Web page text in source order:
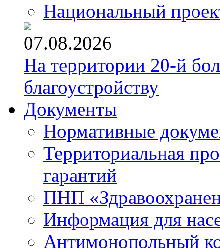
Национальный
07.08.2026
На территории 20-й
благоустройству
Документы
Нормативные
Территориальная
гарантий
ПНП
Информация для
Антимонопольный